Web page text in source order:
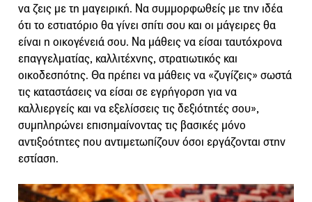
να ζεις με τη μαγειρική. Να συμμορφωθείς με την ιδέα
ότι το εστιατόριο θα γίνει σπίτι σου και οι μάγειρες θα
είναι η οικογένειά σου. Να μάθεις να είσαι ταυτόχρονα
επαγγελματίας, καλλιτέχνης, στρατιωτικός και
οικοδεσπότης. Θα πρέπει να μάθεις να «ζυγίζεις» σωστά
τις καταστάσεις να είσαι σε εγρήγορση για να
καλλιεργείς και να εξελίσσεις τις δεξιότητές σου»,
συμπληρώνει επισημαίνοντας τις βασικές μόνο
αντιξοότητες που αντιμετωπίζουν όσοι εργάζονται στην
εστίαση.